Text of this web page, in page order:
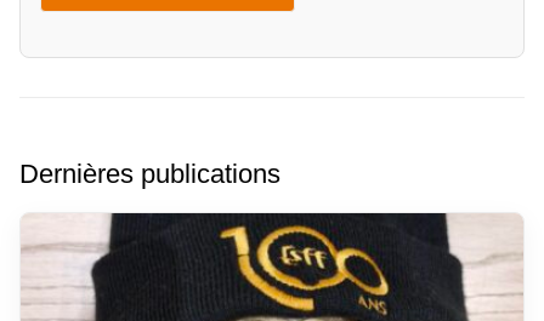
Dernières publications